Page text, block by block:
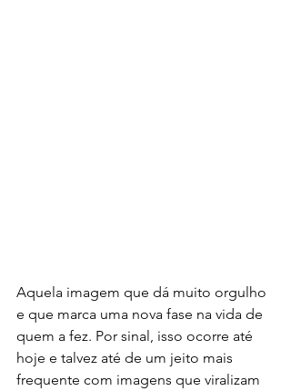
Aquela imagem que dá muito orgulho
e que marca uma nova fase na vida de
quem a fez. Por sinal, isso ocorre até
hoje e talvez até de um jeito mais
frequente com imagens que viralizam